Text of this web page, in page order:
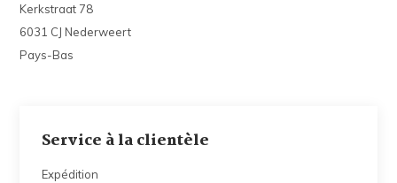
Service à la clientèle
Expédition
Kerkstraat 78
6031 CJ Nederweert
Pays-Bas